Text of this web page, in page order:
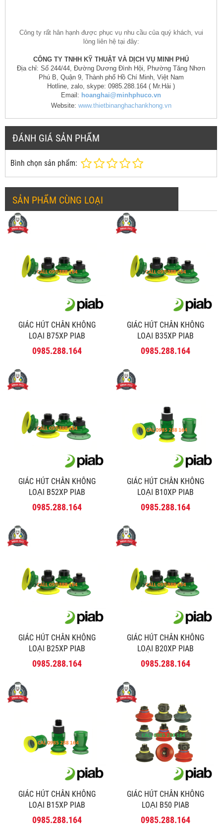
Công ty rất hân hạnh được phục vụ nhu cầu của quý khách, vui
lòng liên hệ tại đây:
CÔNG TY TNHH KỸ THUẬT VÀ DỊCH VỤ MINH PHÚ
Địa chỉ: Số 244/44, Đường Dương Đình Hội, Phường Tăng Nhơn
Phú B, Quận 9, Thành phố Hồ Chí Minh, Việt Nam
Hotline, zalo, skype: 0985.288.164 ( Mr.Hải )
Email: hoanghai@minhphuco.vn
Website: www.thietbinanghachankhong.vn
ĐÁNH GIÁ SẢN PHẨM
Bình chọn sản phẩm:
SẢN PHẨM CÙNG LOẠI
GIÁC HÚT CHÂN KHÔNG
LOẠI B75XP PIAB
0985.288.164
GIÁC HÚT CHÂN KHÔNG
LOẠI B35XP PIAB
0985.288.164
GIÁC HÚT CHÂN KHÔNG
LOẠI B52XP PIAB
0985.288.164
GIÁC HÚT CHÂN KHÔNG
LOẠI B10XP PIAB
0985.288.164
GIÁC HÚT CHÂN KHÔNG
LOẠI B25XP PIAB
0985.288.164
GIÁC HÚT CHÂN KHÔNG
LOẠI B20XP PIAB
0985.288.164
GIÁC HÚT CHÂN KHÔNG
LOẠI B15XP PIAB
0985.288.164
GIÁC HÚT CHÂN KHÔNG
LOẠI B50 PIAB
0985.288.164